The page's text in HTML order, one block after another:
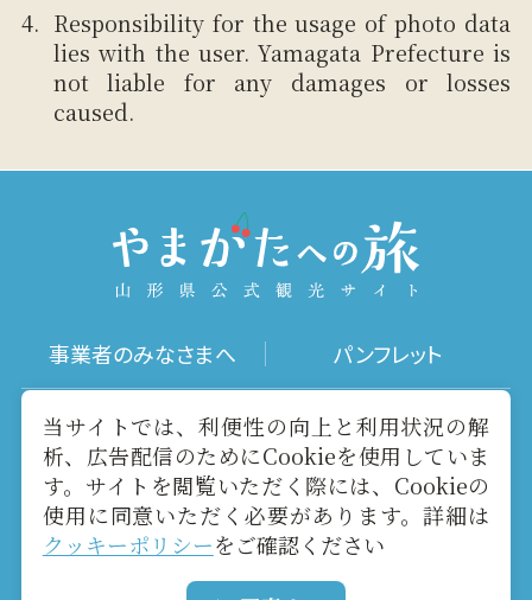
Responsibility for the usage of photo data
lies with the user. Yamagata Prefecture is
not liable for any damages or losses
caused.
事業者のみなさまへ パンフレット
写真ダウンロード 動画ギャラリー
お役立ちリンク 当サイトについて
メールマガジン お問い合わせ
当サイトでは、利便性の向上と利用状況の解
析、広告配信のためにCookieを使用していま
す。サイトを閲覧いただく際には、Cookieの
使用に同意いただく必要があります。詳細は
クッキーポリシーをご確認ください